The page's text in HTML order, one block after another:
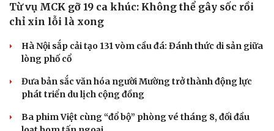
Từ vụ MCK gỡ 19 ca khúc: Không thể gây sốc rồi
chỉ xin lỗi là xong
Hà Nội sắp cải tạo 131 vòm cầu đá: Đánh thức di sản giữa
lòng phố cổ
Đưa bản sắc văn hóa người Mường trở thành động lực
phát triển du lịch cộng đồng
Ba phim Việt cùng “đổ bộ” phòng vé tháng 8, đối đầu